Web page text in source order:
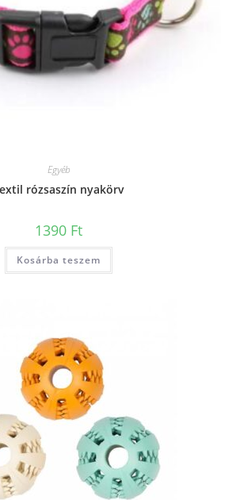
Egyéb
rózsaszín nyakörv
1390 Ft
Kosárba teszem